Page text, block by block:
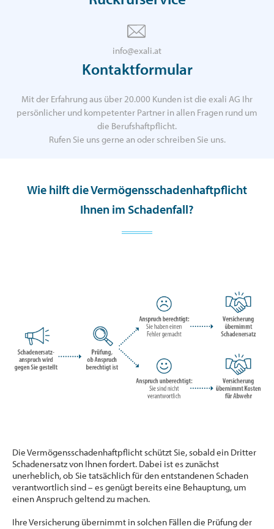
info@exali.at
Kontaktformular
Mit der Erfahrung aus über 20.000 Kunden ist die exali AG Ihr
persönlicher und kompetenter Partner in allen Fragen rund um
die Berufshaftpflicht.
Rufen Sie uns gerne an oder schreiben Sie uns.
Wie hilft die Vermögensschadenhaftpflicht
Ihnen im Schadenfall?
Die Vermögensschadenhaftpflicht schützt Sie, sobald ein Dritter
Schadenersatz von Ihnen fordert. Dabei ist es zunächst
unerheblich, ob Sie tatsächlich für den entstandenen Schaden
verantwortlich sind – es genügt bereits eine Behauptung, um
einen Anspruch geltend zu machen.
Ihre Versicherung übernimmt in solchen Fällen die Prüfung der